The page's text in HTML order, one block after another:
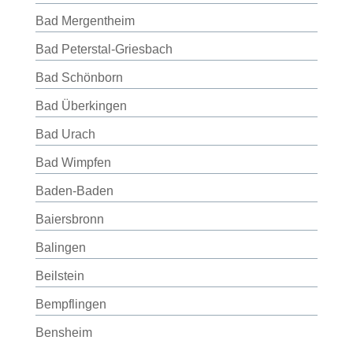
Bad Mergentheim
Bad Peterstal-Griesbach
Bad Schönborn
Bad Überkingen
Bad Urach
Bad Wimpfen
Baden-Baden
Baiersbronn
Balingen
Beilstein
Bempflingen
Bensheim